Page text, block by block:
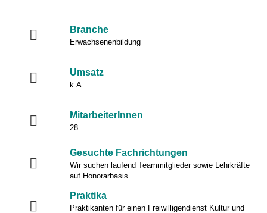
Branche
Erwachsenenbildung
Umsatz
k.A.
MitarbeiterInnen
28
Gesuchte Fachrichtungen
Wir suchen laufend Teammitglieder sowie Lehrkräfte
auf Honorarbasis.
Praktika
Praktikanten für einen Freiwilligendienst Kultur und